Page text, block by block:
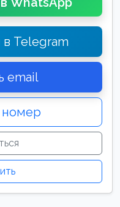
Telegram
email
номер